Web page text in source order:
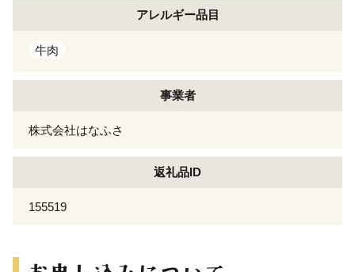
アレルギー品目
牛肉
事業者
株式会社はなふさ
返礼品ID
155519